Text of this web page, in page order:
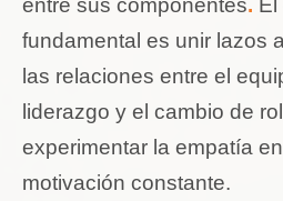
entre sus componentes.
fundamental es unir lazos
las relaciones entre el
liderazgo y el cambio de
experimentar la empatía
motivación constante.